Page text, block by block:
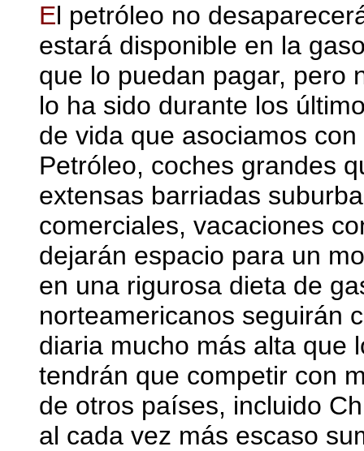
El petróleo no
estará disponible en la
que lo puedan pagar, pero
lo ha sido durante los
de vida que asociamos
Petróleo, coches grandes
extensas barriadas
comerciales, vacaciones
dejarán espacio para un
en una rigurosa dieta de
norteamericanos seguirán
diaria mucho más alta que
tendrán que competir con
de otros países, incluido
al cada vez más escaso